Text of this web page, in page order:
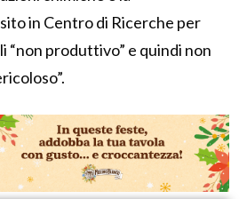
in Centro di Ricerche per
“non produttivo” e quindi non